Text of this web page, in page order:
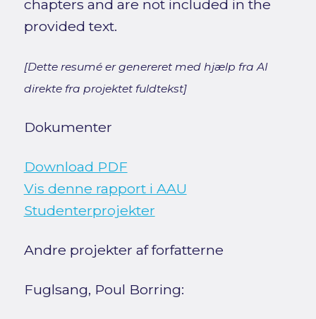
chapters and are not included in the
provided text.
[Dette resumé er genereret med hjælp fra AI
direkte fra projektet fuldtekst]
Dokumenter
Download PDF
Vis denne rapport i AAU
Studenterprojekter
Andre projekter af forfatterne
Fuglsang, Poul Borring: